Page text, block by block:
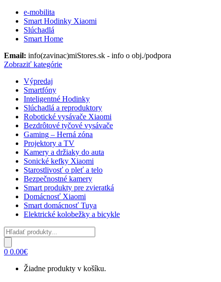
e-mobilita
Smart Hodinky Xiaomi
Slúchadlá
Smart Home
Email: info(zavinac)miStores.sk - info o obj./podpora
Zobraziť kategórie
Výpredaj
Smartfóny
Inteligentné Hodinky
Slúchadlá a reproduktory
Robotické vysávače Xiaomi
Bezdrôtové tyčové vysávače
Gaming – Herná zóna
Projektory a TV
Kamery a držiaky do auta
Sonické kefky Xiaomi
Starostlivosť o pleť a telo
Bezpečnostné kamery
Smart produkty pre zvieratká
Domácnosť Xiaomi
Smart domácnosť Tuya
Elektrické kolobežky a bicykle
Products
search
0 0.00€
Žiadne produkty v košíku.